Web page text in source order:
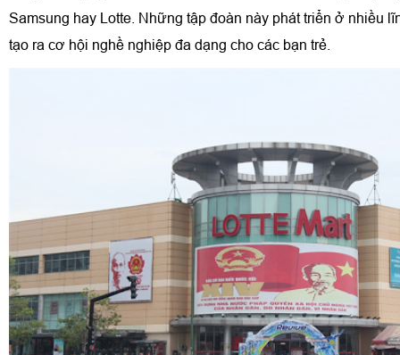
Samsung hay Lotte. Những tập đoàn này phát triển ở nhiều
tạo ra cơ hội nghề nghiệp đa dạng cho các bạn trẻ.